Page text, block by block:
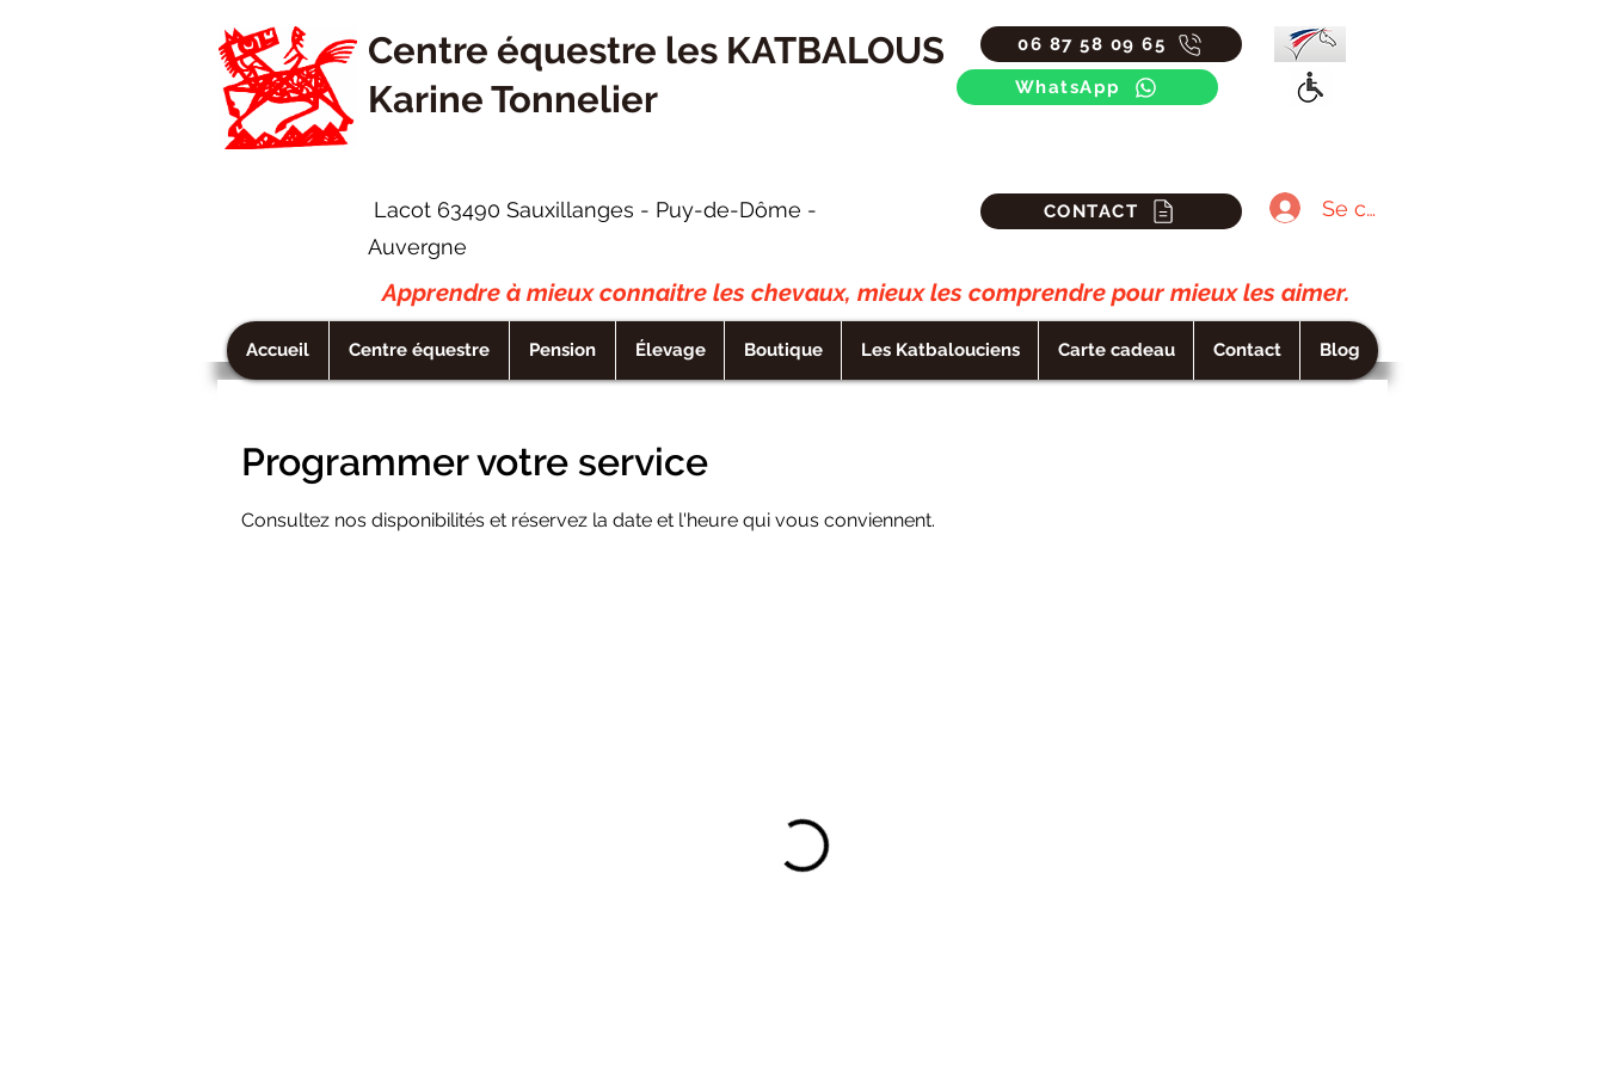
Centre équestre les KATBALOUS
Karine Tonnelier
06 87 58 09 65
WhatsApp
Lacot 63490 Sauxillanges - Puy-de-Dôme -
Auvergne
CONTACT Se connecter
Apprendre à mieux connaitre les chevaux, mieux les comprendre pour mieux les aimer.
Accueil Centre équestre Pension Élevage Boutique Les Katbalouciens Carte cadeau Contact Blog
Programmer votre service
Consultez nos disponibilités et réservez la date et l'heure qui vous conviennent.